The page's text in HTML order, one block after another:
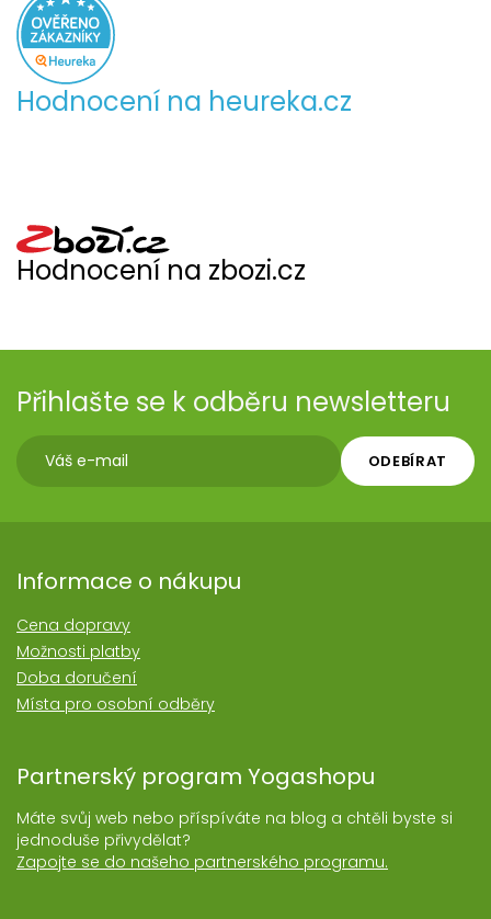
Hodnocení na heureka.cz
Hodnocení na zbozi.cz
Přihlašte se k odběru newsletteru
ODEBÍRAT
Informace o nákupu
Cena dopravy
Možnosti platby
Doba doručení
Místa pro osobní odběry
Partnerský program Yogashopu
Máte svůj web nebo příspíváte na blog a chtěli byste si
jednoduše přivydělat?
Zapojte se do našeho partnerského programu.